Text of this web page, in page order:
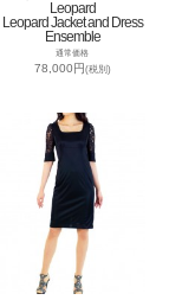
Leopard
Leopard Jacket and Dress
Ensemble
通常価格
78,000円(税別)